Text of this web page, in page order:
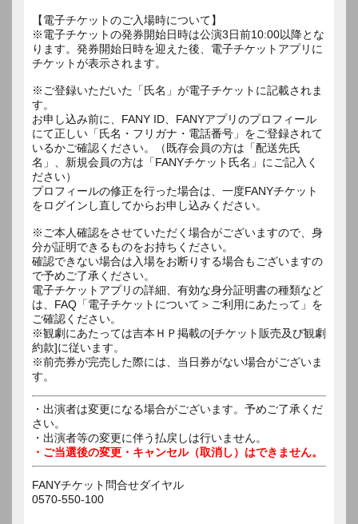
【電子チケットのご入場時について】
※電子チケットの発券開始日時は公演3日前10:00以降とな
ります。発券開始日時を迎えた後、電子チケットアプリに
チケットが表示されます。
※ご登録いただいた「氏名」が電子チケットに記載されま
す。
お申し込み前に、FANY ID、FANYアプリのプロフィール
にて正しい「氏名・フリガナ・電話番号」をご登録されて
いるかご確認ください。（既存会員の方は「配送先氏
名」、新規会員の方は「FANYチケット氏名」にご記入く
ださい）
プロフィールの修正を行った場合は、一度FANYチケット
をログインし直してからお申し込みください。
※ご本人確認をさせていただく場合がございますので、身
分が証明できるものをお持ちください。
確認できない場合は入場をお断りする場合もございますの
で予めご了承ください。
電子チケットアプリの詳細、有効な身分証明書の種類など
は、FAQ「電子チケットについて＞ご利用にあたって」を
ご確認ください。
※観劇にあたっては吉本ＨＰ掲載の[チケット販売及び観劇
約款]に従います。
※前売券が完売した際には、当日券がない場合がございま
す。
・出演者は変更になる場合がございます。予めご了承くだ
さい。
・出演者等の変更に伴う払戻しは行いません。
・ご当選後の変更・キャンセル（取消し）はできません。
FANYチケット問合せダイヤル
0570-550-100